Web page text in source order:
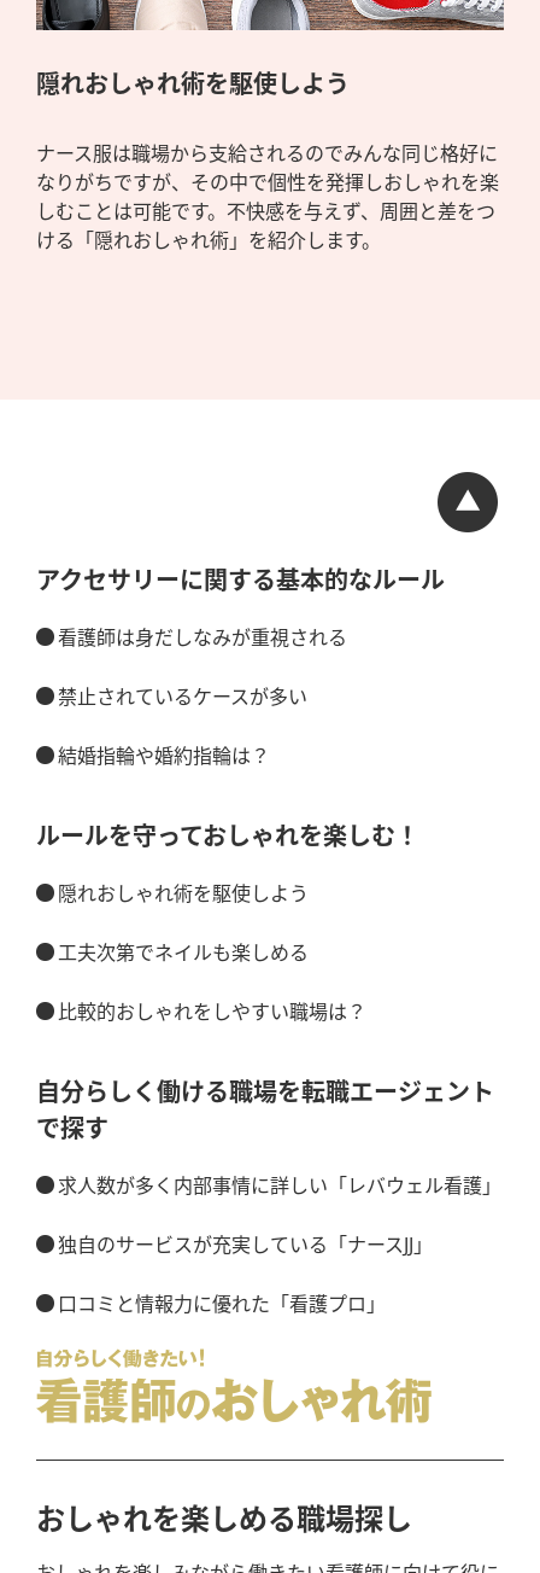
隠れおしゃれ術を駆使しよう
ナース服は職場から支給されるのでみんな同じ格好に
なりがちですが、その中で個性を発揮しおしゃれを楽
しむことは可能です。不快感を与えず、周囲と差をつ
ける「隠れおしゃれ術」を紹介します。
アクセサリーに関する基本的なルール
看護師は身だしなみが重視される
禁止されているケースが多い
結婚指輪や婚約指輪は？
ルールを守っておしゃれを楽しむ！
隠れおしゃれ術を駆使しよう
工夫次第でネイルも楽しめる
比較的おしゃれをしやすい職場は？
自分らしく働ける職場を転職エージェント
で探す
求人数が多く内部事情に詳しい「レバウェル看護」
独自のサービスが充実している「ナースJJ」
口コミと情報力に優れた「看護プロ」
おしゃれを楽しめる職場探し